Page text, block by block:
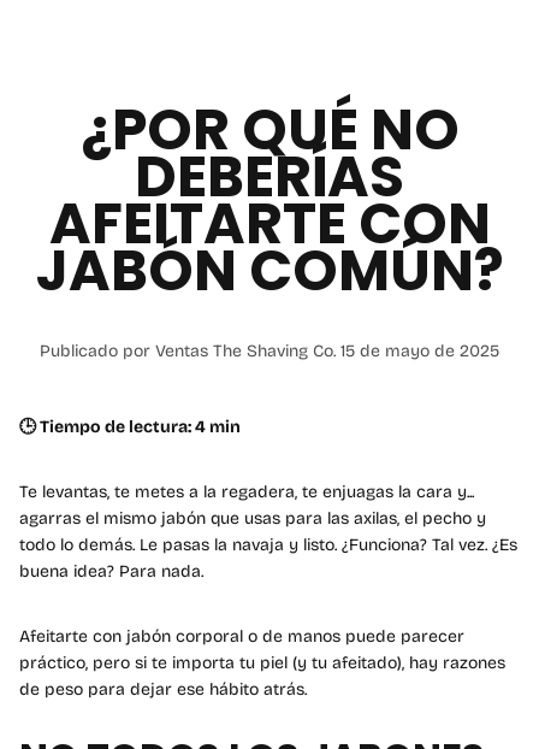
¿POR QUÉ NO
DEBERÍAS
AFEITARTE CON
JABÓN COMÚN?
Publicado por Ventas The Shaving Co. 15 de mayo de 2025
🕒 Tiempo de lectura: 4 min
Te levantas, te metes a la regadera, te enjuagas la cara y...
agarras el mismo jabón que usas para las axilas, el pecho y
todo lo demás. Le pasas la navaja y listo. ¿Funciona? Tal vez. ¿Es
buena idea? Para nada.
Afeitarte con jabón corporal o de manos puede parecer
práctico, pero si te importa tu piel (y tu afeitado), hay razones
de peso para dejar ese hábito atrás.